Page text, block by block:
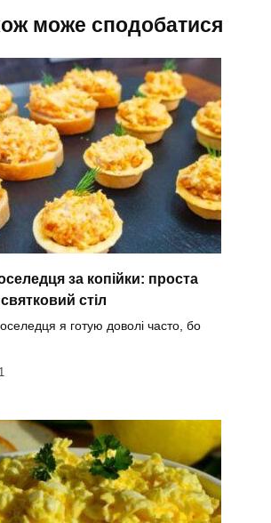
може сподобатися
за копійки: проста
стіл
я готую доволі часто, бо